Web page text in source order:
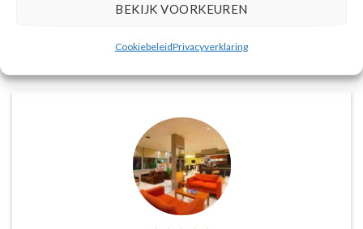
BEKIJK VOORKEUREN
CookiebeleidPrivacyverklaring